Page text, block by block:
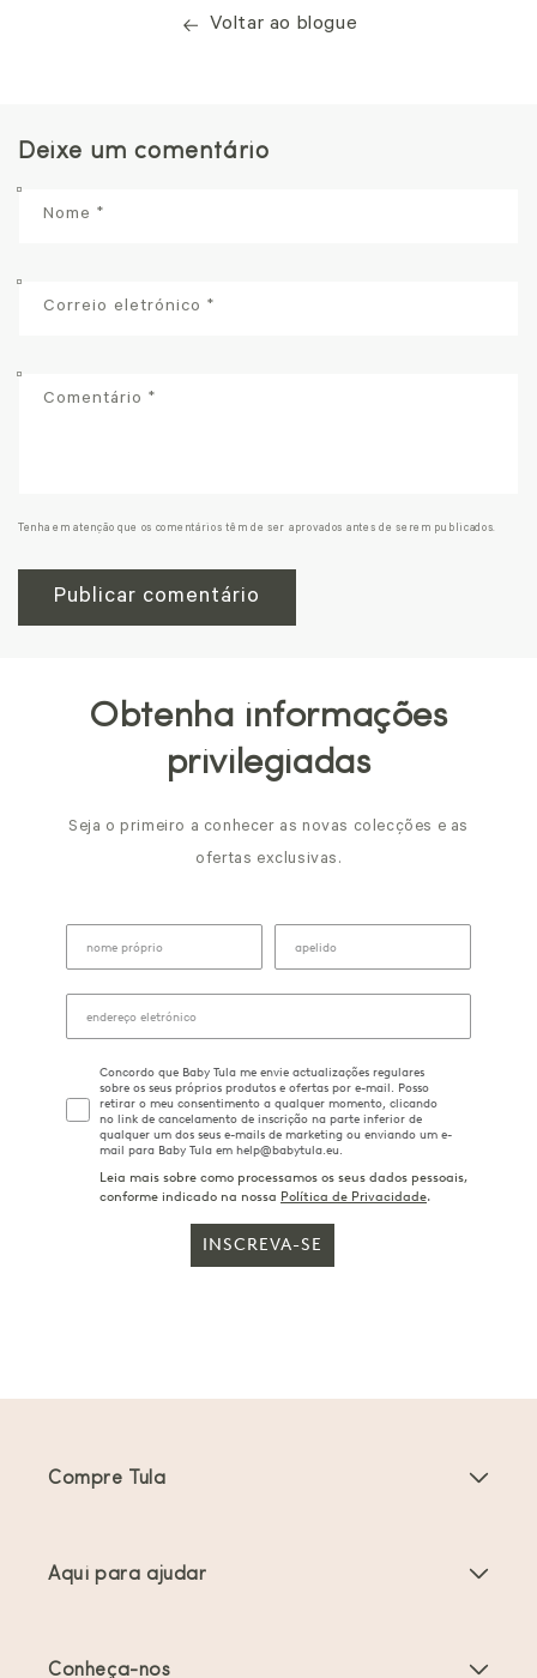
Voltar ao blogue
Deixe um comentário
Nome *
Correio eletrónico *
Comentário *
Tenha em atenção que os comentários têm de ser aprovados antes de serem publicados.
Obtenha informações
privilegiadas
Seja o primeiro a conhecer as novas colecções e as
ofertas exclusivas.
Concordo que Baby Tula me envie actualizações regulares
sobre os seus próprios produtos e ofertas por e-mail. Posso
retirar o meu consentimento a qualquer momento, clicando
no link de cancelamento de inscrição na parte inferior de
qualquer um dos seus e-mails de marketing ou enviando um e-
mail para Baby Tula em help@babytula.eu.
Leia mais sobre como processamos os seus dados pessoais,
conforme indicado na nossa Política de Privacidade.
INSCREVA-SE
Compre Tula
Aqui para ajudar
Conheça-nos